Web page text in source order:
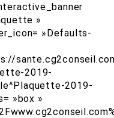
»
»Defaults-
2019-
2019-
»box »